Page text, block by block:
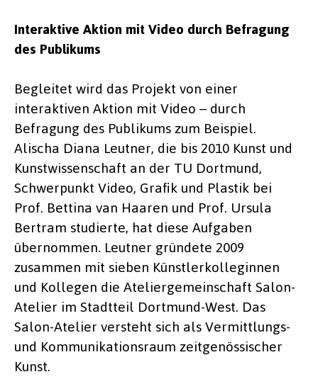
Interaktive Aktion mit Video durch Befragung
des Publikums
Begleitet wird das Projekt von einer
interaktiven Aktion mit Video – durch
Befragung des Publikums zum Beispiel.
Alischa Diana Leutner, die bis 2010 Kunst und
Kunstwissenschaft an der TU Dortmund,
Schwerpunkt Video, Grafik und Plastik bei
Prof. Bettina van Haaren und Prof. Ursula
Bertram studierte, hat diese Aufgaben
übernommen. Leutner gründete 2009
zusammen mit sieben Künstlerkolleginnen
und Kollegen die Ateliergemeinschaft Salon-
Atelier im Stadtteil Dortmund-West. Das
Salon-Atelier versteht sich als Vermittlungs-
und Kommunikationsraum zeitgenössischer
Kunst.